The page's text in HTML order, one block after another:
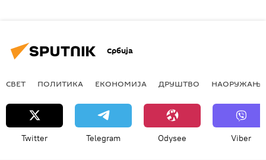
Србија
СВЕТ ПОЛИТИКА ЕКОНОМИЈА ДРУШТВО НАОРУЖАЊЕ
Twitter Telegram Odysee Viber